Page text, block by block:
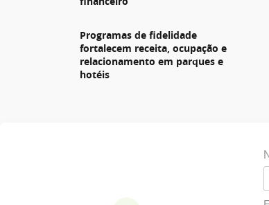
Programas de fidelidade
fortalecem receita, ocupação e
relacionamento em parques e
hotéis